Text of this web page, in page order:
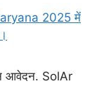
आवेदन. SolAr